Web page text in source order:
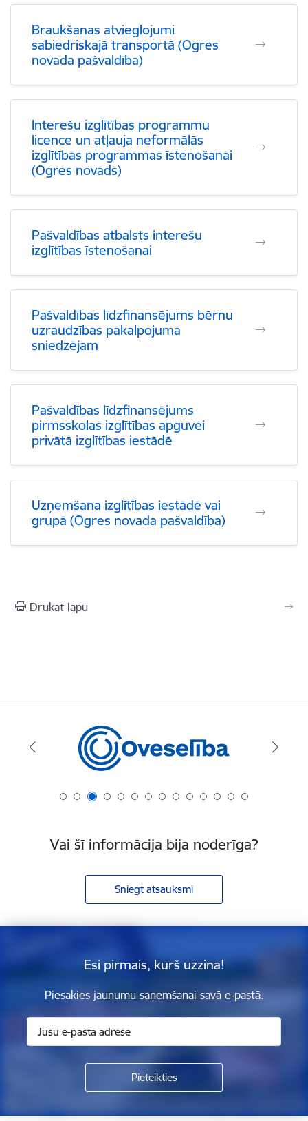
Braukšanas atvieglojumi
sabiedriskajā transportā (Ogres
novada pašvaldība)
Interešu izglītības programmu
licence un atļauja neformālās
izglītības programmas īstenošanai
(Ogres novads)
Pašvaldības atbalsts interešu
izglītības īstenošanai
Pašvaldības līdzfinansējums bērnu
uzraudzības pakalpojuma
sniedzējam
Pašvaldības līdzfinansējums
pirmsskolas izglītības apguvei
privātā izglītības iestādē
Uzņemšana izglītības iestādē vai
grupā (Ogres novada pašvaldība)
Drukāt lapu
Vai šī informācija bija noderīga?
Sniegt atsauksmi
Esi pirmais, kurš uzzina!
Piesakies jaunumu saņemšanai savā e-pastā.